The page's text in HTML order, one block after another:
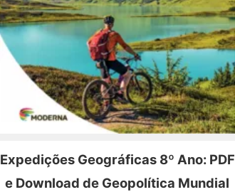
Expedições Geográficas 8º Ano: PDF
e Download de Geopolítica Mundial